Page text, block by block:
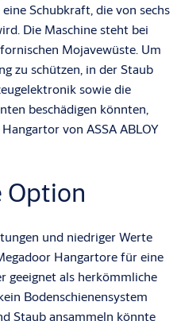
Schubkraft, die von sechs
Die Maschine steht bei
Mojavewüste. Um
zu schützen, in der Staub
sowie die
beschädigen könnten,
von ASSA ABLOY
Option
und niedriger Werte
Hangartore für eine
geeignet als herkömmliche
Bodenschienensystem
Staub ansammeln könnte